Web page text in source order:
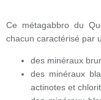
Ce métagabbro du
chacun caractérisé par
des minéraux
des minéraux
actinotes et